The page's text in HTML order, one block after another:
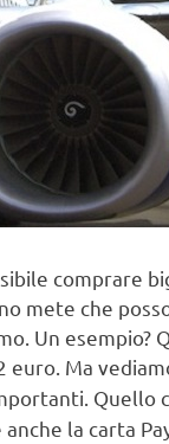
comprare
mete che
Un esempio?
euro. Ma
Quello
la carta